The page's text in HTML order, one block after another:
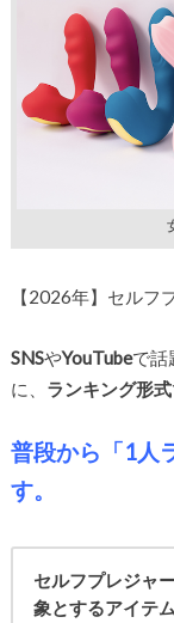
【2026年】セルフ
SNSやYouTubeで話
に、 ランキング形式
普段から「1人
す。
セルフプレジャ
象とするアイテ